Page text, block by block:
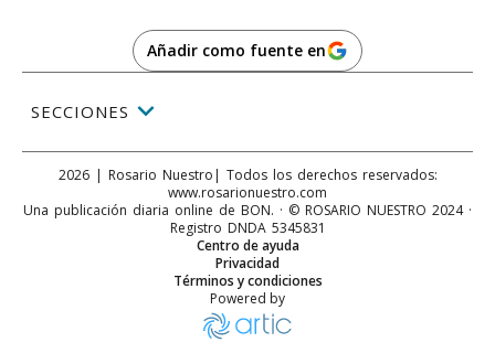
Añadir como fuente en
SECCIONES
2026| Rosario Nuestro | Todos los derechos reservados:
www.rosarionuestro.com
Una publicación diaria online de BON. · © ROSARIO NUESTRO 2024 ·
Registro DNDA 5345831
Términos y condiciones
Privacidad
Centro de ayuda
Powered by